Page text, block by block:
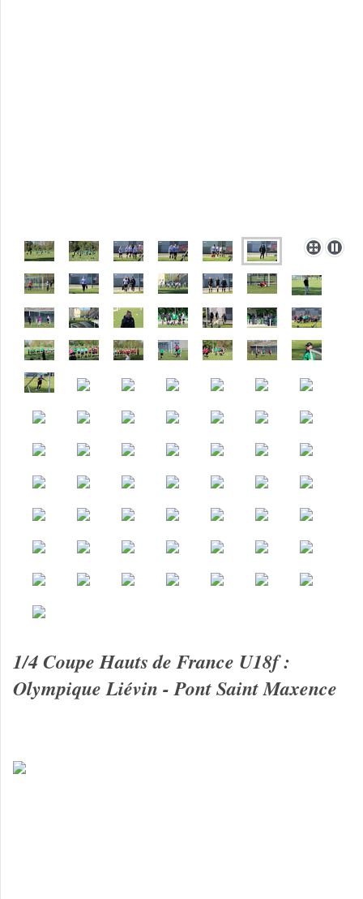
1/4 Coupe Hauts de France U18f :
Olympique Liévin - Pont Saint Maxence